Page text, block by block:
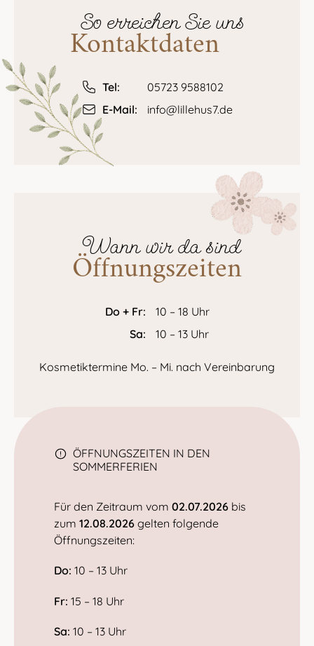
So erreichen Sie uns
Kontaktdaten
Tel:
05723 9588102
E-Mail:
info@lillehus7.de
Wann wir da sind
Öffnungszeiten
Do + Fr:
10 – 18 Uhr
Sa:
10 – 13 Uhr
Kosmetiktermine Mo. – Mi. nach Vereinbarung
ÖFFNUNGSZEITEN IN DEN
SOMMERFERIEN
Für den Zeitraum vom02.07.2026 bis
zum12.08.2026 gelten folgende
Öffnungszeiten:
Do: 10 – 13 Uhr
Fr: 15 – 18 Uhr
Sa: 10 – 13 Uhr